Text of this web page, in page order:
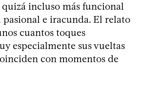
incluso más funcional
pasional e iracunda. El relato
cuantos toques
especialmente sus vueltas
con momentos de